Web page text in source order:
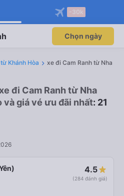
-30k
Chọn ngày
Khánh Hòa
xe đi Cam Ranh từ Nha
đi Cam Ranh từ Nha
giá vé ưu đãi nhất: 21
4.5
(284 đánh giá)